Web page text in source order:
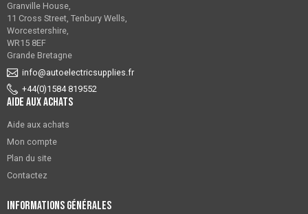
Granville House,
11 Cross Street, Tenbury Wells,
Worcestershire,
WR15 8EF
Grande Bretagne
info@autoelectricsupplies.fr
+44(0)1584 819552
Aide aux achats
Aide aux achats
Mon compte
Plan du site
Contactez
Informations générales